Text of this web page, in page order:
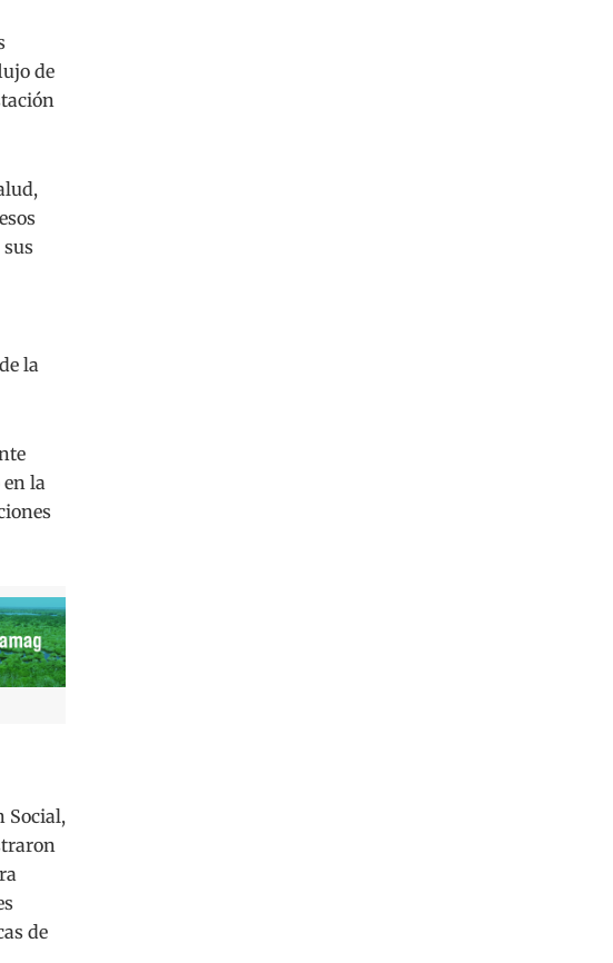
de
la
la
Social,
de